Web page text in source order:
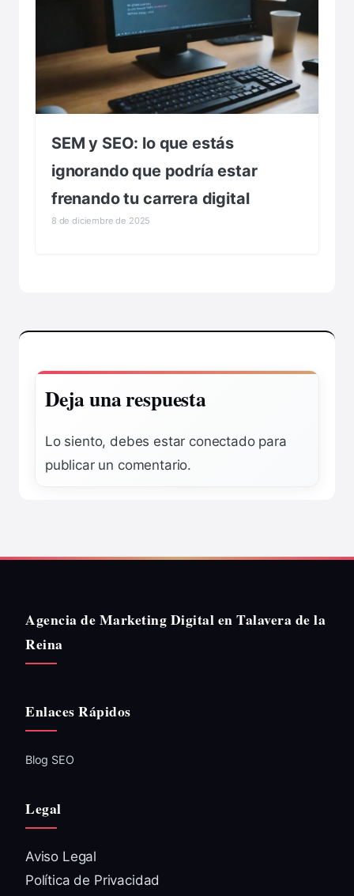
SEM y SEO: lo que estás
ignorando que podría estar
frenando tu carrera digital
8 de diciembre de 2025
Deja una respuesta
Lo siento, debes estar conectadopara
publicar un comentario.
Agencia de Marketing Digital en Talavera de la
Reina
Enlaces Rápidos
Blog SEO
Legal
Aviso Legal
Política de Privacidad